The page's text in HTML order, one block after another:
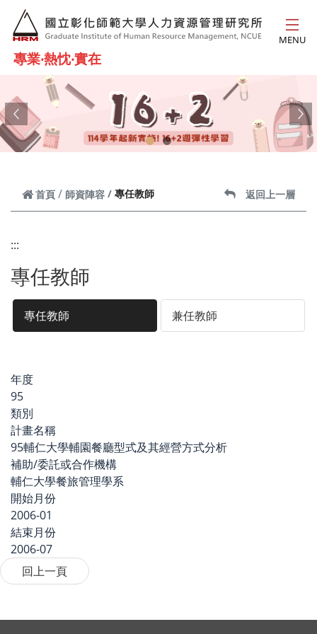
跳到主要內容
專業‧熱忱‧實在
MENU
Previous
首頁 師資陣容 專任教師 返回上一層
:::
專任教師
專任教師 兼任教師
年度
95
類別
計畫名稱
95輔仁大學輔園餐廳型式及其經營方式分析
補助/委託或合作機構
輔仁大學餐旅管理學系
開始月份
2006-01
結束月份
2006-07